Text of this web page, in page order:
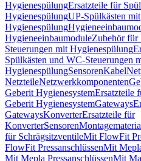
HygienespülungErsatzteile für
HygienespülungUP-Spülkästen mit
Hygienespülung
HygieneeinbaumoduleZubehör für
Steuerungen mit Hygienespülung
Spülkästen und WC-Steuerungen
HygienespülungSensorenKabel
NetzteileNetzwerkkomponenten
Geberit HygienesystemErsatzteile
Geberit HygienesystemGateways
GatewaysKonverterErsatzteile für
KonverterSensoren
für SchrägsitzventileMit FlowFit
FlowFit PressanschlüssenMit
Mit Mepla PressanschlüssenMit